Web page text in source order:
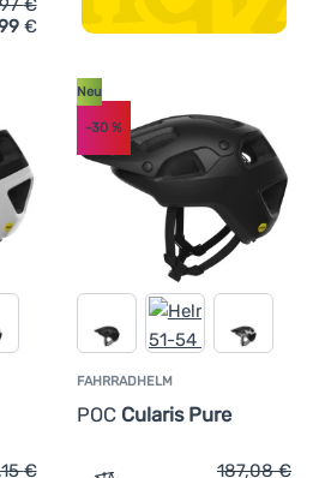
POC Kortal Race MIPS'
€
€
€
FAHRRADHELM
POC Cularis Pure
Neu
-30%
187,08€